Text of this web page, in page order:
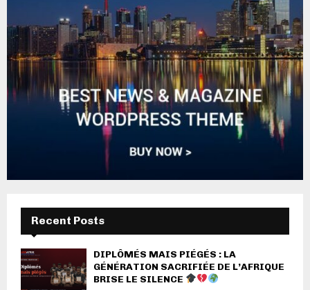
Recent Posts
DIPLÔMÉS MAIS PIÉGÉS : LA
GÉNÉRATION SACRIFIÉE DE L’AFRIQUE
BRISE LE SILENCE